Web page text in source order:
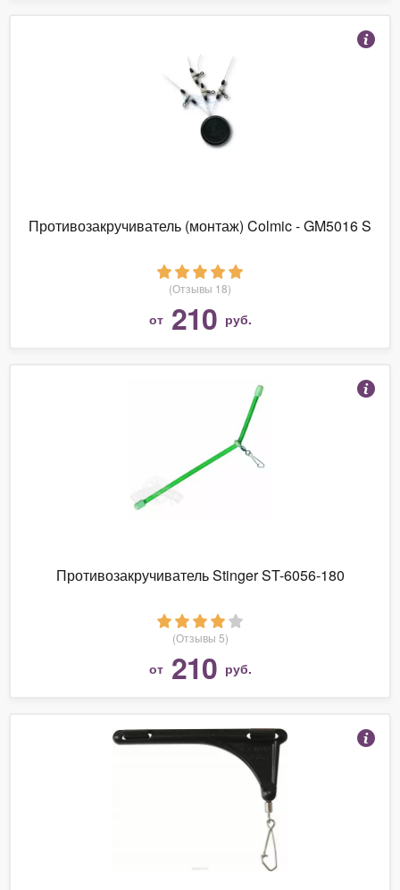
Противозакручиватель (монтаж) Colmic - GM5016 S
(Отзывы 18)
от 210 руб.
Противозакручиватель Stinger ST-6056-180
(Отзывы 5)
от 210 руб.